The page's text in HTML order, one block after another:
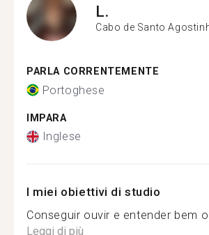
L.
Cabo de Santo
PARLA CORRENTEMENTE
Portoghese
IMPARA
Inglese
I miei obiettivi di studio
Conseguir ouvir e entender bem
Leggi di più